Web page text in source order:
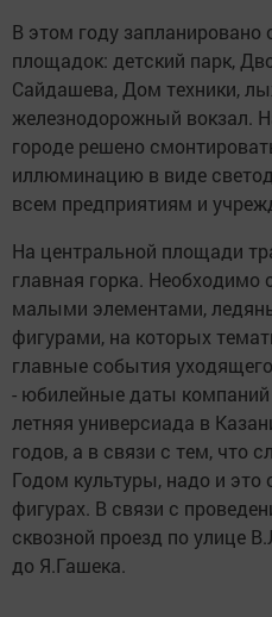
В этом году
площадок: детский парк,
Сайдашева, Дом техники,
железнодорожный вокзал.
городе решено
иллюминацию в виде
всем предприятиям и
На центральной площади
главная горка. Необходимо
малыми элементами,
фигурами, на которых
главные события
- юбилейные даты компаний
летняя универсиада в
годов, а в связи с тем, что
Годом культуры, надо и это
фигурах. В связи с
сквозной проезд по улице
до Я.Гашека.